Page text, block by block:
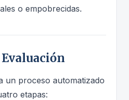
o empobrecidas.
un proceso automatizado
etapas: